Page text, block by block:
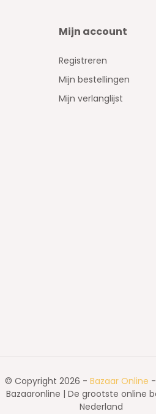
Mijn account
Registreren
Mijn bestellingen
Mijn verlanglijst
© Copyright 2026 - Bazaar Online -
Bazaaronline | De grootste online
Nederland